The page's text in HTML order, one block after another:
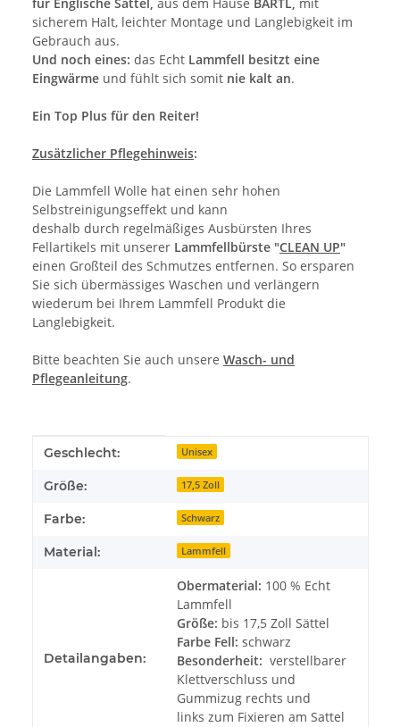
sicherem Halt, leichter Montage und Langlebigkeit im
Gebrauch aus.
Und noch eines: das Echt Lammfell besitzt eine
Eingwärme und fühlt sich somit nie kalt an.
Ein Top Plus für den Reiter!
Zusätzlicher Pflegehinweis:
Die Lammfell Wolle hat einen sehr hohen
Selbstreinigungseffekt und kann
deshalb durch regelmäßiges Ausbürsten Ihres
Fellartikels mit unserer Lammfellbürste "CLEAN UP"
einen Großteil des Schmutzes entfernen. So ersparen
Sie sich übermässiges Waschen und verlängern
wiederum bei Ihrem Lammfell Produkt die
Langlebigkeit.
Bitte beachten Sie auch unsere Wasch- und
Pflegeanleitung.
Produkteigenschaft
Wert
Geschlecht: Unisex
Größe: 17,5 Zoll
Farbe: Schwarz
Material: Lammfell
Detailangaben:
Obermaterial: 100 % Echt
Lammfell
Größe: bis 17,5 Zoll Sättel
Farbe Fell: schwarz
Besonderheit: verstellbarer
Klettverschluss und
Gummizug rechts und
links zum Fixieren am Sattel